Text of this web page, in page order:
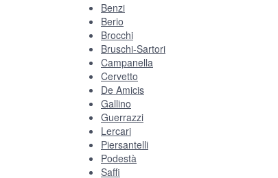
Benzi
Berio
Brocchi
Bruschi-Sartori
Campanella
Cervetto
De Amicis
Gallino
Guerrazzi
Lercari
Piersantelli
Podestà
Saffi